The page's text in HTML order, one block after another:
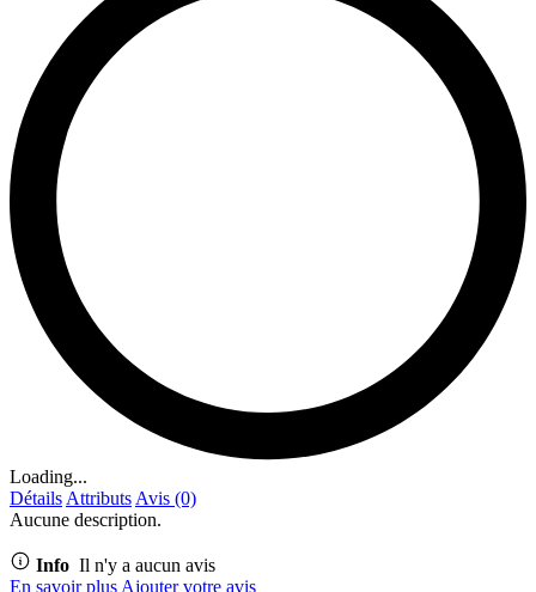
Loading...
Détails Attributs Avis (0)
Aucune description.
Info Il n'y a aucun avis
En savoir plus Ajouter votre avis